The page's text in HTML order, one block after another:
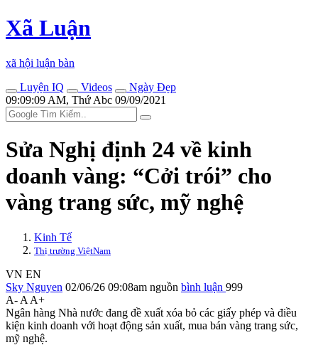
Xã Luận
xã hội luận bàn
Luyện IQ
Videos
Ngày Đẹp
09:09:09 AM, Thứ Abc 09/09/2021
Sửa Nghị định 24 về kinh
doanh vàng: “Cởi trói” cho
vàng trang sức, mỹ nghệ
Kinh Tế
Thị trường ViệtNam
VN EN
Sky Nguyen 02/06/26 09:08am nguồn bình luận 999
A- A A+
Ngân hàng Nhà nước đang đề xuất xóa bỏ các giấy phép và điều
kiện kinh doanh với hoạt động sản xuất, mua bán vàng trang sức,
mỹ nghệ.